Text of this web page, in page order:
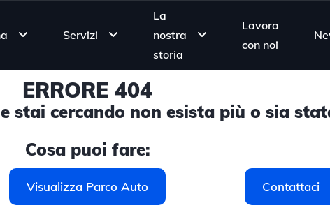
Servizi
La
nostra
storia
Lavora
con noi
ERRORE 404
stai cercando non esista più o sia
Cosa puoi fare:
Visualizza Parco Auto Contattaci